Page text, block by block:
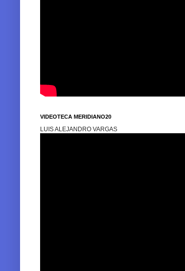
VIDEOTECA MERIDIANO20
LUIS ALEJANDRO VARGAS